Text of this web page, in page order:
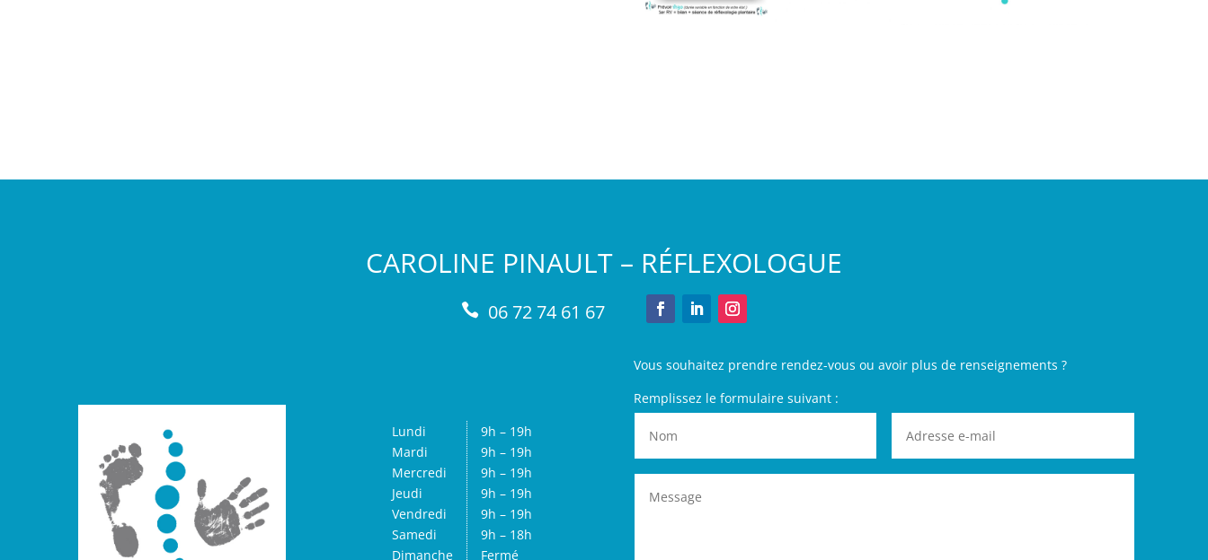
CAROLINE PINAULT – RÉFLEXOLOGUE
 06 72 74 61 67
Lundi
Mardi
Mercredi
Jeudi
Vendredi
Samedi
Dimanche
9h – 19h
9h – 19h
9h – 19h
9h – 19h
9h – 19h
9h – 18h
Fermé
Vous souhaitez prendre rendez-vous ou avoir plus de renseignements ?
Remplissez le formulaire suivant :